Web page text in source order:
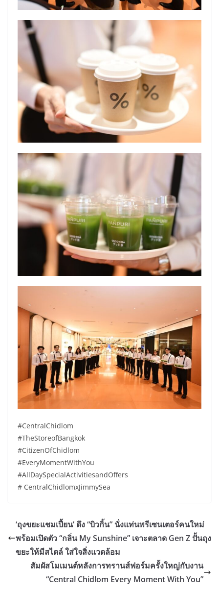
#CentralChidlom
#TheStoreofBangkok
#CitizenOfChidlom
#EveryMomentWithYou
#AllDaySpecialActivitiesandOffers
# CentralChidlomxJimmySea
‘ถุงขยะแชมเปี้ยน’ ดึง “บิวกิ้น” นั่งแท่นพรีเซนเตอร์คนใหม่
พร้อมเปิดตัว “กลิ่น My Sunshine” เจาะตลาด Gen Z ปั้นถุง
ขยะให้มีสไตล์ ใส่ใจสิ่งแวดล้อม
สัมผัสโมเมนต์หลังการทรานส์ฟอร์มครั้งใหญ่กับงาน
“Central Chidlom Every Moment With You”